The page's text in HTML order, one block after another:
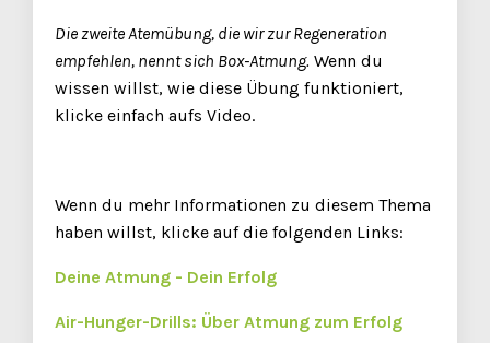
Die zweite Atemübung, die wir zur Regeneration
empfehlen, nennt sich Box-Atmung. Wenn du
wissen willst, wie diese Übung funktioniert,
klicke einfach aufs Video.
Wenn du mehr Informationen zu diesem Thema
haben willst, klicke auf die folgenden Links:
Deine Atmung - Dein Erfolg
Air-Hunger-Drills: Über Atmung zum Erfolg